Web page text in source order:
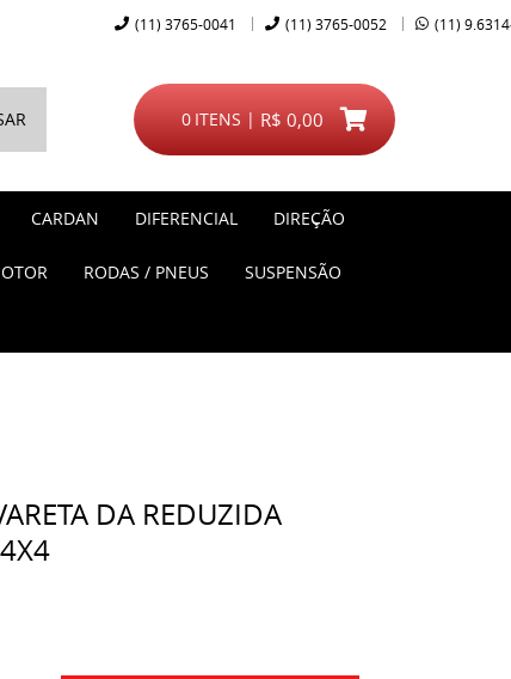
(11) 3765-0041 (11) 3765-0052 (11)
ITENS
0 R$ 0,00
CARDAN DIFERENCIAL DIREÇÃO
RODAS / PNEUS SUSPENSÃO
DA REDUZIDA